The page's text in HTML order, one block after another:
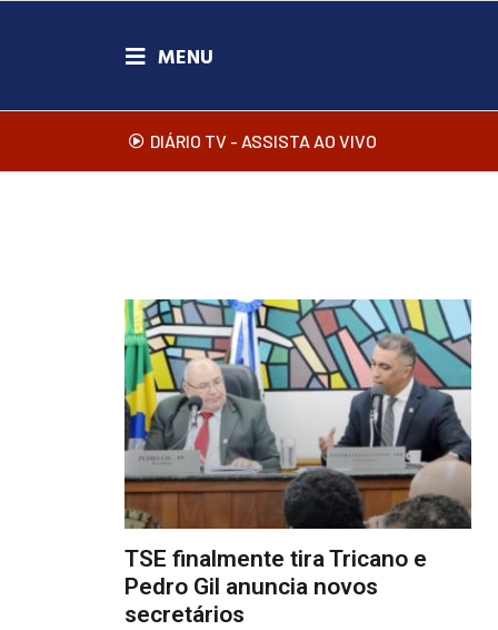
DIÁRIO TV - ASSISTA AO VIVO
TSE finalmente tira Tricano e
Pedro Gil anuncia novos
secretários